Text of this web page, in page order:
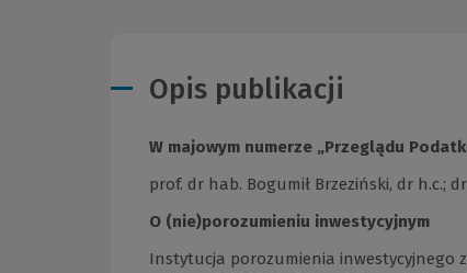
Opis publikacji
W majowym numerze „Przeglądu
prof. dr hab. Bogumił Brzeziński, dr h.c.;
O (nie)porozumieniu inwestycyjnym
Instytucja porozumienia inwestycyjnego